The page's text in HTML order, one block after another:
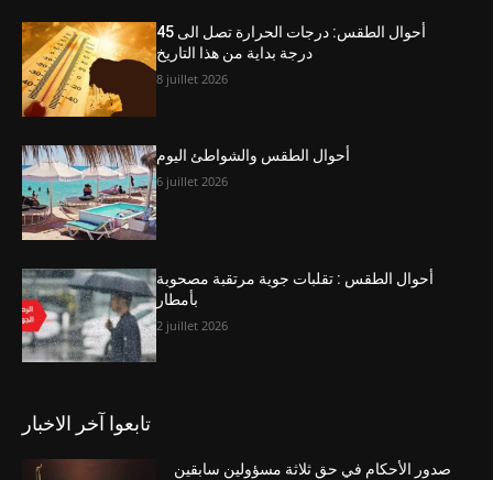
أحوال الطقس: درجات الحرارة تصل الى 45
درجة بداية من هذا التاريخ
8 juillet 2026
أحوال الطقس والشواطئ اليوم
6 juillet 2026
أحوال الطقس : تقلبات جوية مرتقبة مصحوبة
بأمطار
2 juillet 2026
تابعوا آخر الاخبار
صدور الأحكام في حق ثلاثة مسؤولين سابقين